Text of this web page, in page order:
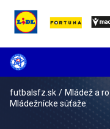
futbalsfz.sk / Mládež a
Mládežnícke súťaže